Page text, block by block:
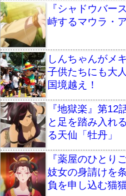
『シャドウバー
峙するマウラ・
しんちゃんがメ
子供たちにも大
国境越え！
『地獄楽』第12
と足を踏み入れ
る天仙「牡丹」
『薬屋のひとり
妓女の身請けを
負を申し込む猫